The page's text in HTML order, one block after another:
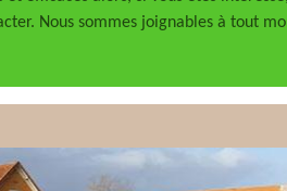
Nous sommes joignables à tout